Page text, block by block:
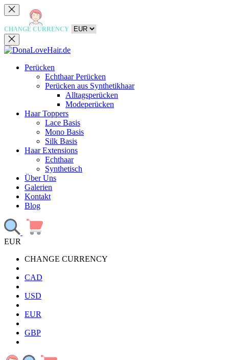
CHANGE CURRENCY
Perücken
Echthaar Perücken
Perücken aus Synthetikhaar
Alltagsperücken
Modeperücken
Haar Toppers
Lace Basis
Mono Basis
Silk Basis
Haar Extensions
Echthaar
Synthetisch
Über Uns
Galerien
Kontakt
Blog
EUR
CHANGE CURRENCY
CAD
USD
EUR
GBP